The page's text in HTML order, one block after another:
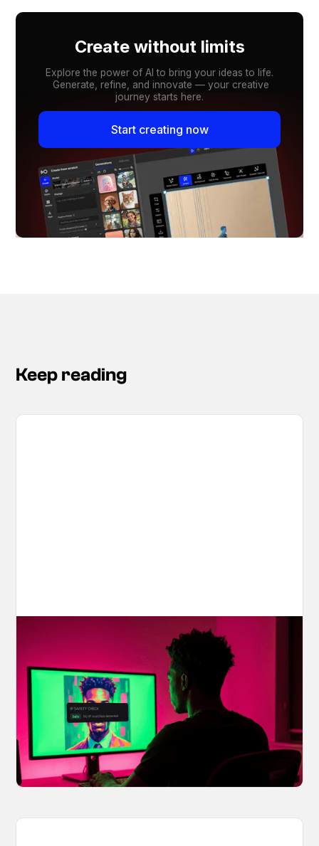
Create without limits
Explore the power of AI to bring your ideas to life.
Generate, refine, and innovate — your creative
journey starts here.
Start creating now
Keep reading
Your AI Creations, Protected: How
OpenArt's IP Safety Check Keeps
Creators Safe
You made something you love, but is it safe to
share? OpenArt's IP Safety Check, powered
by CopySight, lets you scan your creations for
potential IP issues before they leave your
hands.
April 2, 2026